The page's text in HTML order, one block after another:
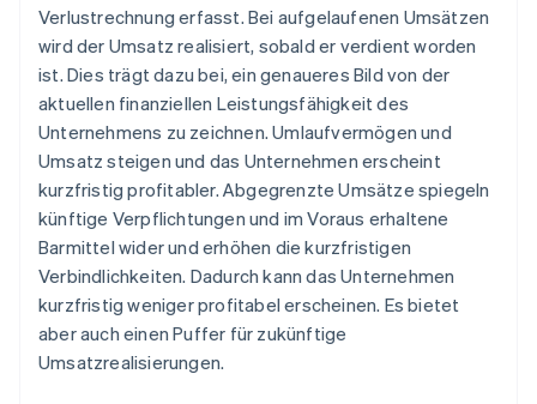
Verlustrechnung erfasst. Bei aufgelaufenen Umsätzen
wird der Umsatz realisiert, sobald er verdient worden
ist. Dies trägt dazu bei, ein genaueres Bild von der
aktuellen finanziellen Leistungsfähigkeit des
Unternehmens zu zeichnen. Umlaufvermögen und
Umsatz steigen und das Unternehmen erscheint
kurzfristig profitabler. Abgegrenzte Umsätze spiegeln
künftige Verpflichtungen und im Voraus erhaltene
Barmittel wider und erhöhen die kurzfristigen
Verbindlichkeiten. Dadurch kann das Unternehmen
kurzfristig weniger profitabel erscheinen. Es bietet
aber auch einen Puffer für zukünftige
Umsatzrealisierungen.